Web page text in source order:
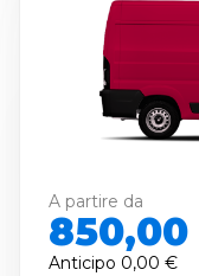
A partire da
850,00
Anticipo 0,00 €